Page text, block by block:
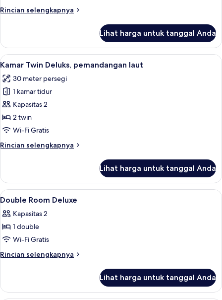
Rincian selengkapnya
Rincian
Suite
Bisnis
Lihat harga untuk tanggal Anda
Lihat
semua
foto
untuk
Kamar
Twin
Deluks,
laut
Kamar Twin Deluks, pemandangan
6
Kamar Twin Deluks, pemandangan laut
30 meter persegi
1 kamar tidur
Kapasitas 2
2 twin
Wi-Fi Gratis
Rincian selengkapnya
Rincian
Kamar
Twin
Deluks,
laut
Lihat harga untuk tanggal Anda
Lihat
semua
foto
untuk
Double
Room
Kamar mandi | Shower,
1
Double Room Deluxe
Kapasitas 2
1 double
Wi-Fi Gratis
Rincian selengkapnya
Rincian
Double
Lihat harga untuk tanggal Anda